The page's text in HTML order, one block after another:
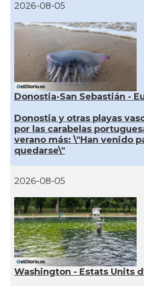
2026-08-05
Donostia-San Sebastián -
Donostia y otras playas
por las carabelas
verano más: \"Han venido
quedarse\"
2026-08-05
Washington - Estats Units